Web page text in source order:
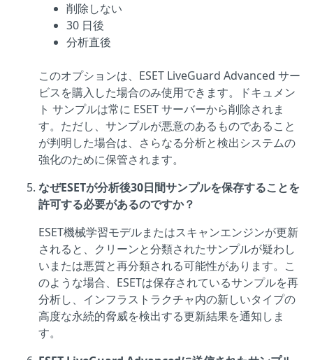
削除しない
30 日後
分析直後
このオプションは、ESET LiveGuard Advanced サー
ビスを購入した場合のみ使用できます。ドキュメン
ト サンプルは常に ESET サーバーから削除されま
す。ただし、サンプルが悪意のあるものであること
が判明した場合は、さらなる分析と検出システムの
強化のために保管されます。
なぜESETが分析後30日間サンプルを保存することを
許可する必要があるのですか？
ESET機械学習モデルまたはスキャンエンジンが更新
されると、クリーンと分類されたサンプルが疑わし
いまたは悪質と再分類される可能性があります。こ
のような場合、ESETは保存されているサンプルを再
分析し、インフラストラクチャ内の新しいタイプの
高度な永続的脅威を検出する更新結果を通知しま
す。